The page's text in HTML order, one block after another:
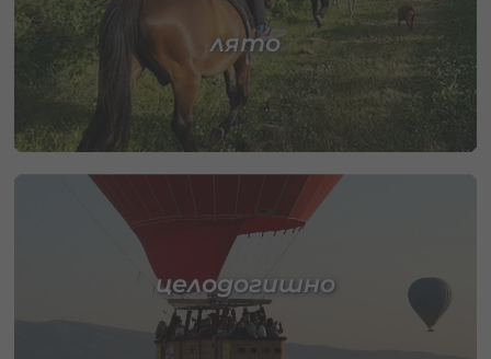
лято
целодогишно